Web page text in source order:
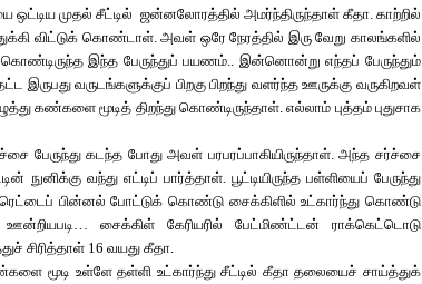
ஒட்டிய முதல் சீட்டில் ஜன்னலோரத்தில் அமர்ந்திருந்தாள் கீதா. காற்றில்
விட்டுக் கொண்டாள். அவள் ஒரே நேரத்தில் இரு வேறு காலங்களில்
இந்த பேருந்துப் பயணம்.. இன்னொன்று எந்தப் பேருந்தும்
வருடங்களுக்குப் பிறகு பிறந்து வளர்ந்த ஊருக்கு வருகிறவள்
கண்களை மூடித் திறந்து கொண்டிருந்தாள். எல்லாம் புத்தம் புதுசாக
பேருந்து கடந்த போது அவள் பரபரப்பாகியிருந்தாள். அந்த சர்ச்சை
நுனிக்கு வந்து எட்டிப் பார்த்தாள். பூட்டியிருந்த பள்ளியைப் பேருந்து
ரெட்டைப் பின்னல் போட்டுக் கொண்டு சைக்கிளில் உட்கார்ந்து கொண்டு
சைக்கிள் கேரியரில் பேட்மிண்ட்டன் ராக்கெட்டொடு
சிரித்தாள் 16 வயது கீதா.
மூடி உள்ளே தள்ளி உட்கார்ந்து சீட்டில் கீதா தலையைச் சாய்த்துக்